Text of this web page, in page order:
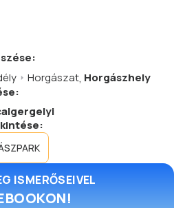
Horgászat, Horgászhely
ISMERŐSEIVEL